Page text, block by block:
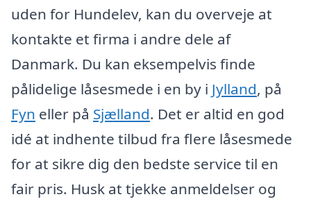
uden for Hundelev, kan du overveje at
kontakte et firma i andre dele af
Danmark. Du kan eksempelvis finde
pålidelige låsesmede i en by i Jylland, på
Fyn eller på Sjælland. Det er altid en god
idé at indhente tilbud fra flere låsesmede
for at sikre dig den bedste service til en
fair pris. Husk at tjekke anmeldelser og